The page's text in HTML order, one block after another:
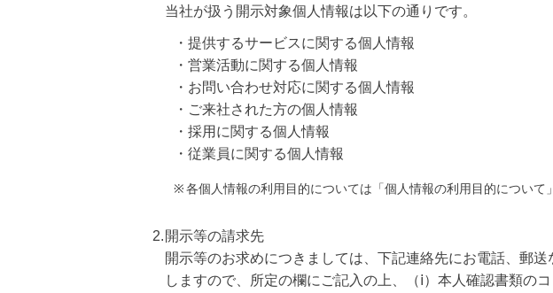
当社が扱う開示対象個人情報は以下の通りです。
・提供するサービスに関する個人情報
・営業活動に関する個人情報
・お問い合わせ対応に関する個人情報
・ご来社された方の個人情報
・採用に関する個人情報
・従業員に関する個人情報
※各個人情報の利用目的については「個人情報の利用目的について
2. 開示等の請求先
開示等のお求めにつきましては、下記連絡先にお電話、郵
しますので、所定の欄にご記入の上、（ⅰ）本人確認書類の